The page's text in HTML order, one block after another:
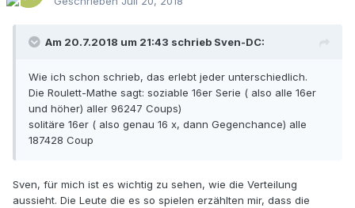
Am 20.7.2018 um 21:43 schrieb Sven-DC:
Wie ich schon schrieb, das erlebt jeder unterschiedlich.
Die Roulett-Mathe sagt: soziable 16er Serie ( also alle 16er
und höher) aller 96247 Coups)
solitäre 16er ( also genau 16 x, dann Gegenchance) alle
187428 Coup
Sven, für mich ist es wichtig zu sehen, wie die Verteilung
aussieht. Die Leute die es so spielen erzählten mir, dass die